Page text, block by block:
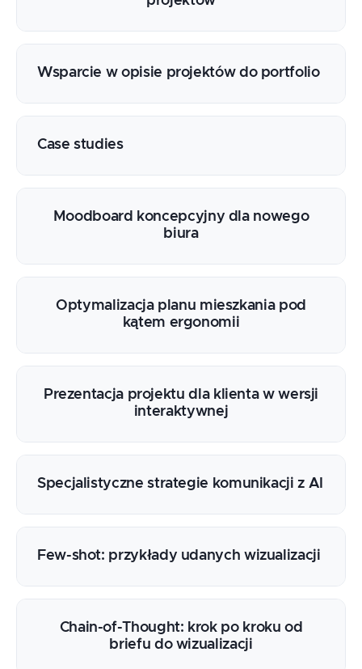
Wsparcie w opisie projektów do portfolio
Case studies
Moodboard koncepcyjny dla nowego
biura
Optymalizacja planu mieszkania pod
kątem ergonomii
Prezentacja projektu dla klienta w wersji
interaktywnej
Specjalistyczne strategie komunikacji z AI
Few-shot: przykłady udanych wizualizacji
Chain-of-Thought: krok po kroku od
briefu do wizualizacji